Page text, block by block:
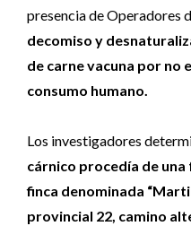
presencia de Operadores
decomiso y
de carne vacuna por no
consumo humano.
Los investigadores
cárnico procedía de una
finca denominada
provincial 22, camino